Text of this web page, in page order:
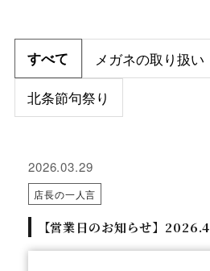
すべて メガネの取り扱い
北条節句祭り
2026.03.29
店長の一人言
【営業日のお知らせ】2026.4